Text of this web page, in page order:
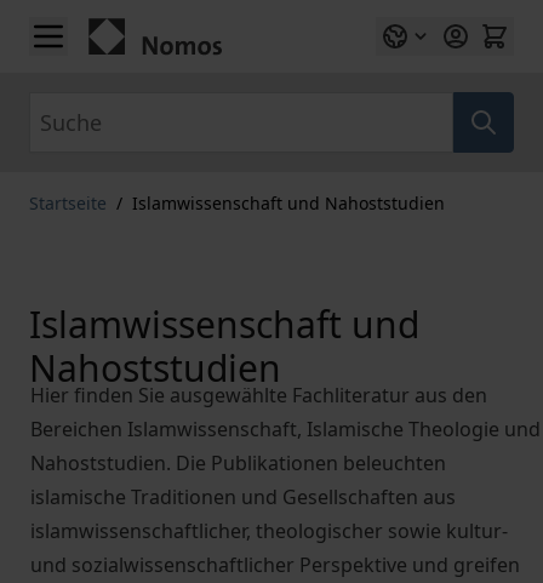
Zum Inhalt springen
Startseite / Islamwissenschaft und Nahoststudien
Islamwissenschaft und
Nahoststudien
Hier finden Sie ausgewählte Fachliteratur aus den
Bereichen Islamwissenschaft, Islamische Theologie und
Nahoststudien. Die Publikationen beleuchten
islamische Traditionen und Gesellschaften aus
islamwissenschaftlicher, theologischer sowie kultur-
und sozialwissenschaftlicher Perspektive und greifen